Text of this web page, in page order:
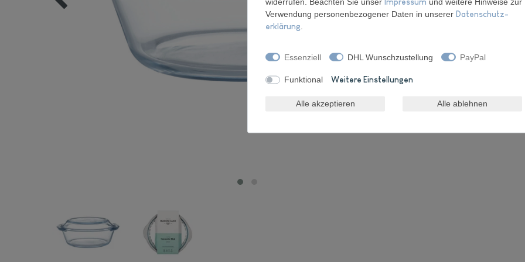
Verwendung personenbezogener Daten in unserer Daten­schutz­
erklärung
Essenziell DHL Wunschzustellung PayPal
Funktional Weitere Einstellungen
Alle akzeptieren Alle ablehnen